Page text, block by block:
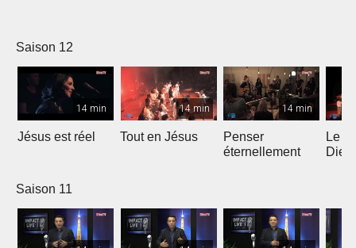
Saison 12
14 min
Jésus est réel
14 min
Tout en Jésus
14 min
Penser
éternellement
Le
Dieu
Saison 11